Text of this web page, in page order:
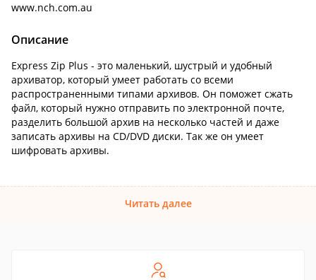
www.nch.com.au
Описание
Express Zip Plus - это маленький, шустрый и удобный
архиватор, который умеет работать со всеми
распространенными типами архивов. Он поможет сжать
файл, который нужно отправить по электронной почте,
разделить большой архив на несколько частей и даже
записать архивы на CD/DVD диски. Так же он умеет
шифровать архивы.
Читать далее